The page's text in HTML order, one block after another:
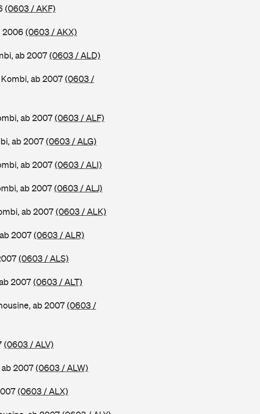
(0603 / AKF)
2006 (0603 / AKX)
ab 2007(0603 / ALD)
Kombi, ab 2007(0603 /
ab 2007(0603 / ALF)
ab 2007(0603 / ALG)
ab 2007(0603 / ALI)
ab 2007(0603 / ALJ)
ab 2007(0603 / ALK)
2007(0603 / ALR)
(0603 / ALS)
2007(0603 / ALT)
ab 2007(0603 /
(0603 / ALV)
ab 2007(0603 / ALW)
(0603 / ALX)